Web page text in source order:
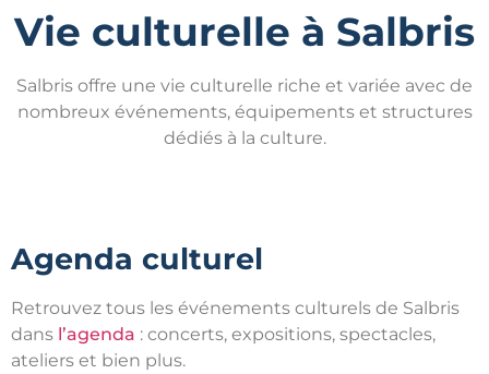
Vie culturelle à Salbris
Salbris offre une vie culturelle riche et variée avec de
nombreux événements, équipements et structures
dédiés à la culture.
Agenda culturel
Retrouvez tous les événements culturels de Salbris
dans l’agenda : concerts, expositions, spectacles,
ateliers et bien plus.